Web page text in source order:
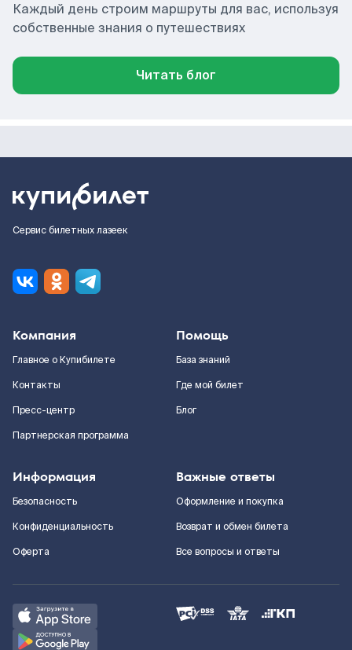
Каждый день строим маршруты для вас, используя
собственные знания о путешествиях
Читать блог
Сервис билетных лазеек
Компания
Главное о Купибилете
Контакты
Пресс-центр
Партнерская программа
Помощь
База знаний
Где мой билет
Блог
Информация
Безопасность
Конфиденциальность
Оферта
Важные ответы
Оформление и покупка
Возврат и обмен билета
Все вопросы и ответы